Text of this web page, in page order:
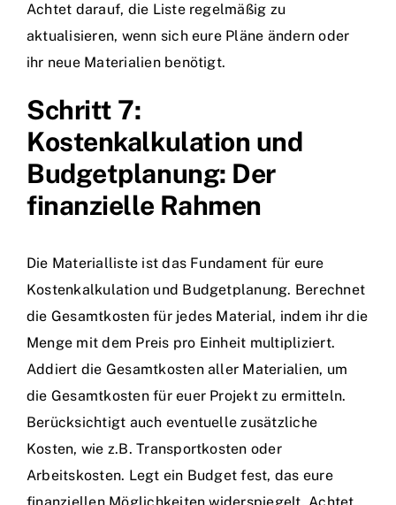
Achtet darauf, die Liste regelmäßig zu
aktualisieren, wenn sich eure Pläne ändern oder
ihr neue Materialien benötigt.
Schritt 7:
Kostenkalkulation und
Budgetplanung: Der
finanzielle Rahmen
Die Materialliste ist das Fundament für eure
Kostenkalkulation und Budgetplanung. Berechnet
die Gesamtkosten für jedes Material, indem ihr die
Menge mit dem Preis pro Einheit multipliziert.
Addiert die Gesamtkosten aller Materialien, um
die Gesamtkosten für euer Projekt zu ermitteln.
Berücksichtigt auch eventuelle zusätzliche
Kosten, wie z.B. Transportkosten oder
Arbeitskosten. Legt ein Budget fest, das eure